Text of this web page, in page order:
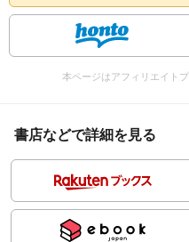
本ページはアフィリエイト
書店などで詳細を見る